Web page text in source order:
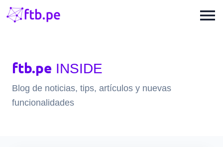
menu
ftb.pe INSIDE
Blog de noticias, tips, artículos y nuevas
funcionalidades